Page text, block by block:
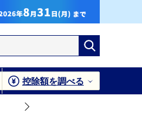
控除額を調べる